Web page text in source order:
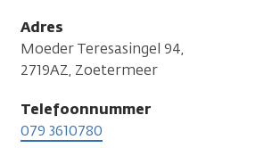
Adres
Moeder Teresasingel 94,
2719AZ, Zoetermeer
Telefoonnummer
079 3610780